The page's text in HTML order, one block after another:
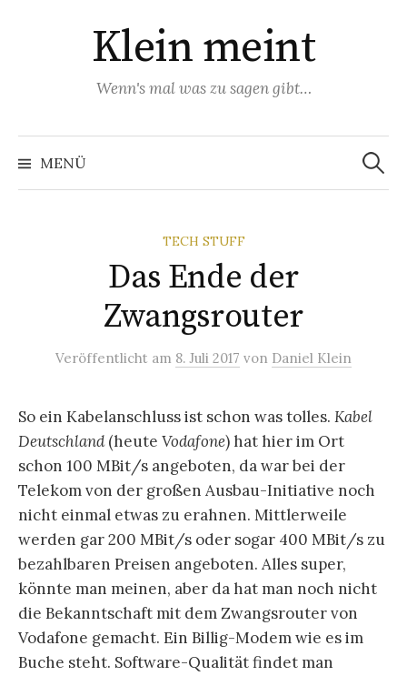
überspringenKlein meint
Wenn's mal was zu sagen gibt…
MENÜ
Suchen
nach:
TECH STUFF
Das Ende der
Zwangsrouter
Veröffentlicht am 8. Juli 2017 von Daniel Klein
So ein Kabelanschluss ist schon was tolles. Kabel
Deutschland(heute Vodafone) hat hier im Ort
schon 100 MBit/s angeboten, da war bei der
Telekom von der großen Ausbau-Initiative noch
nicht einmal etwas zu erahnen. Mittlerweile
werden gar 200 MBit/s oder sogar 400 MBit/s zu
bezahlbaren Preisen angeboten. Alles super,
könnte man meinen, aber da hat man noch nicht
die Bekanntschaft mit dem Zwangsrouter von
Vodafone gemacht. Ein Billig-Modem wie es im
Buche steht. Software-Qualität findet man